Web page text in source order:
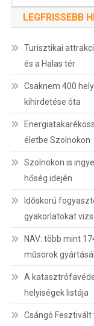
LEGFRISSEBB
Turisztikai
és a Halas tér
Csaknem 400
kihirdetése óta
életbe Szolnokon
Szolnokon is
hőség idején
Időskorú
gyakorlatokat
NAV: több mint
műsorok
A
helyiségek listája
Csángó